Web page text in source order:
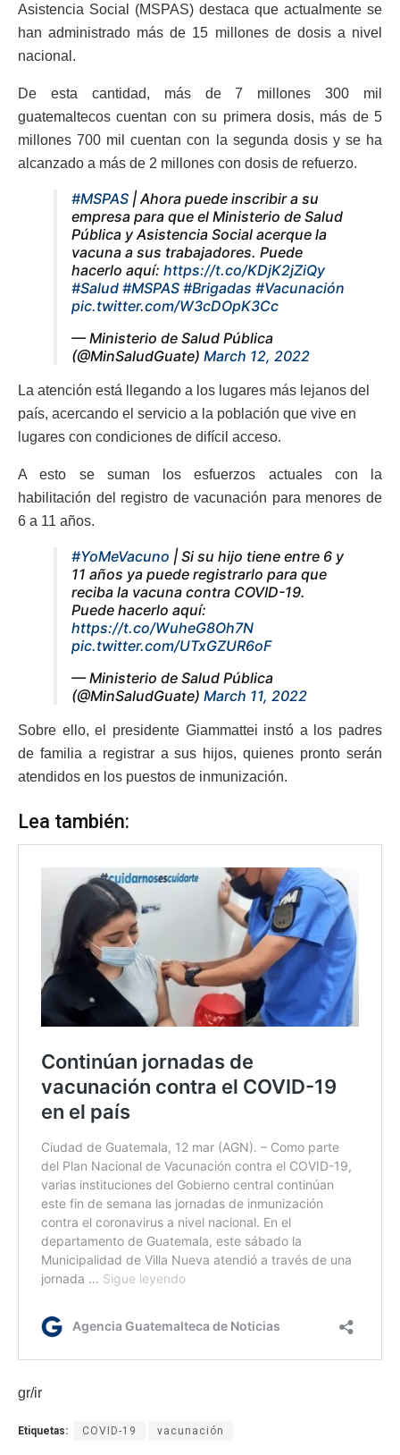
Asistencia Social (MSPAS) destaca que actualmente se
han administrado más de 15 millones de dosis a nivel
nacional.
De esta cantidad, más de 7 millones 300 mil
guatemaltecos cuentan con su primera dosis, más de 5
millones 700 mil cuentan con la segunda dosis y se ha
alcanzado a más de 2 millones con dosis de refuerzo.
#MSPAS | Ahora puede inscribir a su
empresa para que el Ministerio de Salud
Pública y Asistencia Social acerque la
vacuna a sus trabajadores. Puede
hacerlo aquí: https://t.co/KDjK2jZiQy
#Salud #MSPAS #Brigadas #Vacunación
pic.twitter.com/W3cDOpK3Cc
— Ministerio de Salud Pública
(@MinSaludGuate) March 12, 2022
La atención está llegando a los lugares más lejanos del
país, acercando el servicio a la población que vive en
lugares con condiciones de difícil acceso.
A esto se suman los esfuerzos actuales con la
habilitación del registro de vacunación para menores de
6 a 11 años.
#YoMeVacuno | Si su hijo tiene entre 6 y
11 años ya puede registrarlo para que
reciba la vacuna contra COVID-19.
Puede hacerlo aquí:
https://t.co/WuheG8Oh7N
pic.twitter.com/UTxGZUR6oF
— Ministerio de Salud Pública
(@MinSaludGuate) March 11, 2022
Sobre ello, el presidente Giammattei instó a los padres
de familia a registrar a sus hijos, quienes pronto serán
atendidos en los puestos de inmunización.
Lea también:
gr/ir
Etiquetas: COVID-19 vacunación